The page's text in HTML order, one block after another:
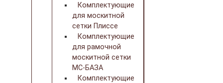
Комплектующие
для москитной
сетки Плиссе
Комплектующие
для рамочной
москитной сетки
МС-БАЗА
Комплектующие